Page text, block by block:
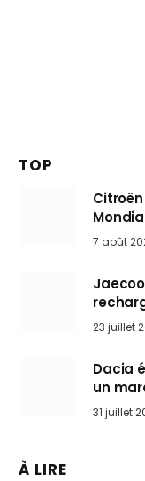
TOP
Mini
7 août
arrive
23 juillet
Dacia
un
31 juillet
À LIRE